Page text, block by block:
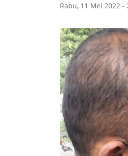
Rabu, 11 Mei 2022 -